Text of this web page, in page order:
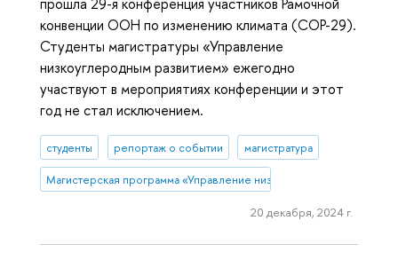
конвенции ООН по изменению климата (СОР-29).
Студенты магистратуры «Управление
низкоуглеродным развитием» ежегодно
участвуют в мероприятиях конференции и этот
год не стал исключением.
студенты репортаж о событии магистратура
Магистерская программа «Управление низкоуглеродным
20 декабря, 2024 г.